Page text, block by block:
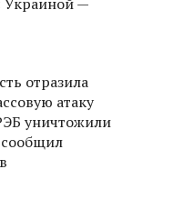
отразила
атаку
уничтожили
сообщил